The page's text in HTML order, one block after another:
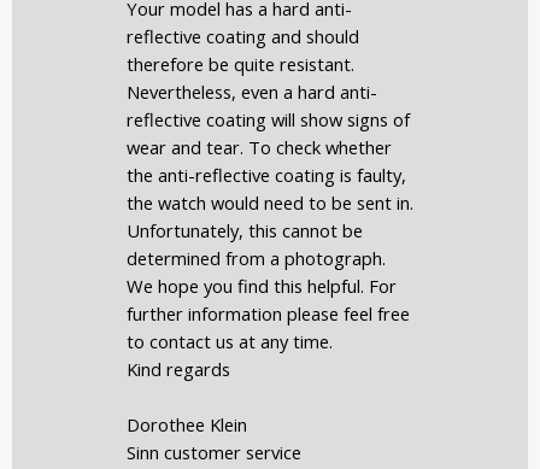
Your model has a hard anti-
reflective coating and should
therefore be quite resistant.
Nevertheless, even a hard anti-
reflective coating will show signs of
wear and tear. To check whether
the anti-reflective coating is faulty,
the watch would need to be sent in.
Unfortunately, this cannot be
determined from a photograph.
We hope you find this helpful. For
further information please feel free
to contact us at any time.
Kind regards
Dorothee Klein
Sinn customer service